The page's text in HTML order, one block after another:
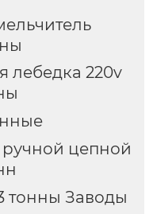
лебедка 220v
цепной
тонны Заводы